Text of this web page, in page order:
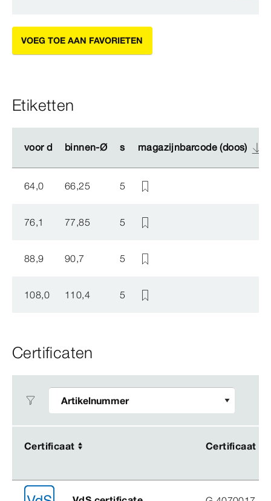
VOEG TOE AAN FAVORIETEN
Etiketten
voor d binnen-Ø s magazijnbarcode (doos)
voor d binnen-Ø s magazijnbarcode (doos)
64,0 66,25 5
76,1 77,85 5
88,9 90,7 5
108,0 110,4 5
Certificaten
Certificaat Certificaat
Certificaat Certificaat